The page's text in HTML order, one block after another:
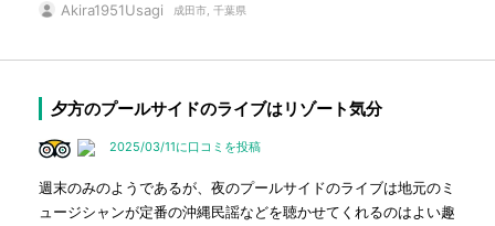
Akira1951Usagi
成田市, 千葉県
夕方のプールサイドのライブはリゾート気分
2025/03/11に口コミを投稿
週末のみのようであるが、夜のプールサイドのライブは地元のミ
ュージシャンが定番の沖縄民謡などを聴かせてくれるのはよい趣